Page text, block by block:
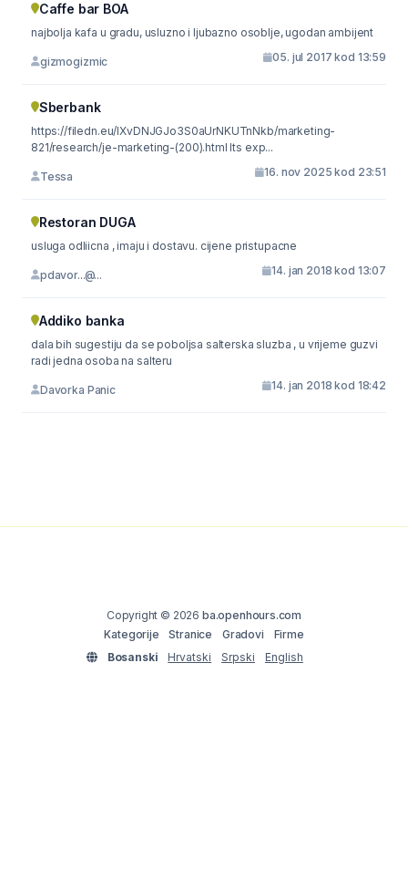
Caffe bar BOA
najbolja kafa u gradu, usluzno i ljubazno osoblje, ugodan ambijent
gizmogizmic 05. jul 2017 kod 13:59
Sberbank
https://filedn.eu/lXvDNJGJo3S0aUrNKUTnNkb/marketing-
821/research/je-marketing-(200).html Its exp...
Tessa 16. nov 2025 kod 23:51
Restoran DUGA
usluga odliicna , imaju i dostavu. cijene pristupacne
pdavor...@... 14. jan 2018 kod 13:07
Addiko banka
dala bih sugestiju da se poboljsa salterska sluzba , u vrijeme guzvi
radi jedna osoba na salteru
Davorka Panic 14. jan 2018 kod 18:42
Copyright © 2026 ba.openhours.com
Kategorije
Stranice Gradovi
Firme
Bosanski
Hrvatski Srpski English